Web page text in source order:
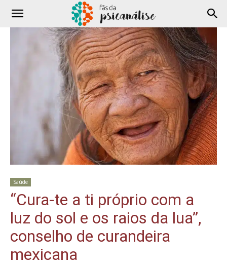
Saúde
“Cura-te a ti próprio com a
luz do sol e os raios da lua”,
conselho de curandeira
mexicana